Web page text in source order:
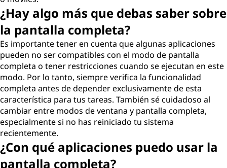
¿Hay algo más que debas saber sobre
la pantalla completa?
Es importante tener en cuenta que algunas aplicaciones
pueden no ser compatibles con el modo de pantalla
completa o tener restricciones cuando se ejecutan en este
modo. Por lo tanto, siempre verifica la funcionalidad
completa antes de depender exclusivamente de esta
característica para tus tareas. También sé cuidadoso al
cambiar entre modos de ventana y pantalla completa,
especialmente si no has reiniciado tu sistema
recientemente.
¿Con qué aplicaciones puedo usar la
pantalla completa?